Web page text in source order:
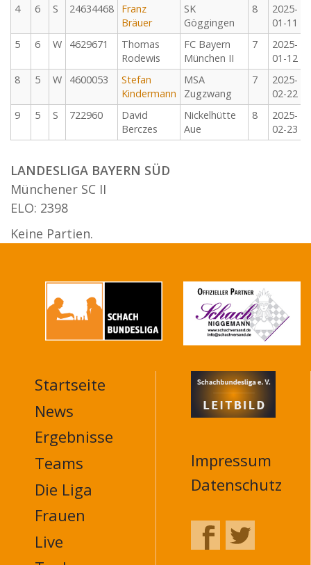
4
6 S 24634468
Franz
Bräuer
SK
Göggingen
8
2025-
01-11
5
6 W 4629671
Thomas
Rodewis
FC Bayern
München II
7
2025-
01-12
8
5 W 4600053
Stefan
Kindermann
MSA
Zugzwang
7
2025-
02-22
9
5 S 722960
David
Berczes
Nickelhütte
Aue
8
2025-
02-23
LANDESLIGA BAYERN SÜD
Münchener SC II
ELO: 2398
Keine Partien.
MAIN
NAVIGATION
FOOTER
Startseite
News
Ergebnisse
Teams
Die Liga
Frauen
Live
Impressum
Datenschutz